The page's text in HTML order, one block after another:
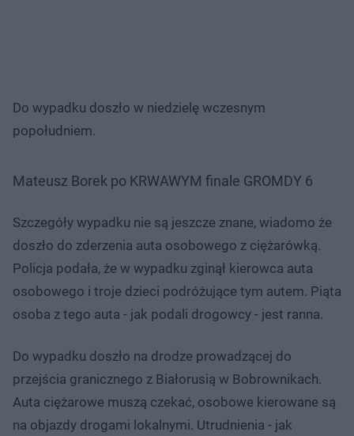
Do wypadku doszło w niedzielę wczesnym
popołudniem.
Mateusz Borek po KRWAWYM finale GROMDY 6
Szczegóły wypadku nie są jeszcze znane, wiadomo że
doszło do zderzenia auta osobowego z ciężarówką.
Policja podała, że w wypadku zginął kierowca auta
osobowego i troje dzieci podróżujące tym autem. Piąta
osoba z tego auta - jak podali drogowcy - jest ranna.
Do wypadku doszło na drodze prowadzącej do
przejścia granicznego z Białorusią w Bobrownikach.
Auta ciężarowe muszą czekać, osobowe kierowane są
na objazdy drogami lokalnymi. Utrudnienia - jak